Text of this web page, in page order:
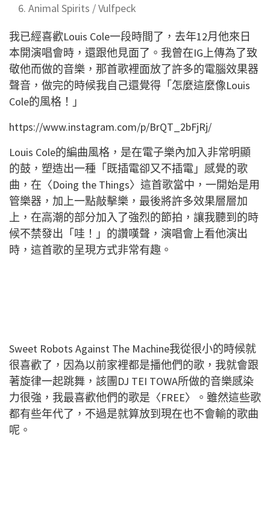
Animal Spirits / Vulfpeck
我已經喜歡Louis Cole一段時間了，去年12月他來日
本開演唱會時，還跟他見面了。我曾在IG上傳為了致
敬他而做的音樂，那首歌裡面放了許多的電腦效果器
聲音，做完的時候我自己還覺得「怎麼這麼像Louis
Cole的風格！」
https://www.instagram.com/p/BrQT_2bFjRj/
Louis Cole的編曲風格，是在電子樂內加入非常明顯
的鼓，塑造出一種「既插電卻又不插電」感覺的歌
曲，在〈Doing the Things〉這首歌當中，一開始是用
管樂器，加上一點敲擊樂，最後將許多效果層層加
上，在高潮的部分加入了強烈的節拍，讓我聽到的時
候不禁發出「哇！」的讚嘆聲，演唱會上看他演出
時，這首歌的呈現方式非常有趣。
Sweet Robots Against The Machine我從很小的時候就
很喜歡了，因為以前家裡都是播他們的歌，我就會跟
著旋律一起跳舞，該團DJ TEI TOWA所做的音樂感染
力很強，我最喜歡他們的歌是〈FREE〉。雖然這些歌
都有些年代了，不過是就算放到現在也不會輸的歌曲
呢。